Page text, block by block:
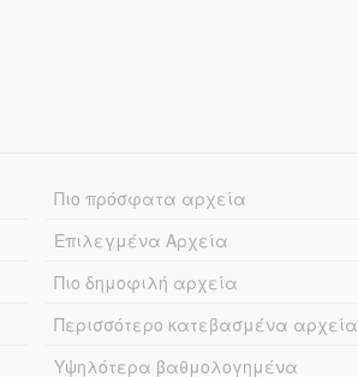
Πιο πρόσφατα αρχεία
Επιλεγμένα Αρχεία
Πιο δημοφιλή αρχεία
Περισσότερο κατεβασμένα αρχεία
Υψηλότερα βαθμολογημένα